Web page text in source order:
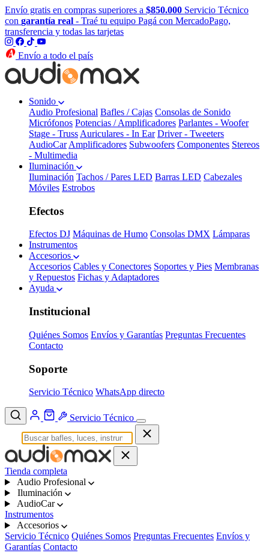
Envío gratis en compras superiores a $850.000 Servicio Técnico
con garantía real - Traé tu equipo Pagá con MercadoPago,
transferencia y todas las tarjetas
Envío a todo el país
Sonido
Audio Profesional Bafles / Cajas Consolas de Sonido
Micrófonos Potencias / Amplificadores Parlantes - Woofer
Stage - Truss Auriculares - In Ear Driver - Tweeters
AudioCar Amplificadores Subwoofers Componentes Stereos
- Multimedia
Iluminación
Iluminación Tachos / Pares LED Barras LED Cabezales
Móviles Estrobos
Efectos
Efectos DJ Máquinas de Humo Consolas DMX Lámparas
Instrumentos
Accesorios
Accesorios Cables y Conectores Soportes y Pies Membranas
y Repuestos Fichas y Adaptadores
Ayuda
Institucional
Quiénes Somos Envíos y Garantías Preguntas Frecuentes
Contacto
Soporte
Servicio Técnico WhatsApp directo
Servicio Técnico
Tienda completa
Audio Profesional
Iluminación
AudioCar
Instrumentos
Accesorios
Servicio Técnico Quiénes Somos Preguntas Frecuentes Envíos y
Garantías Contacto